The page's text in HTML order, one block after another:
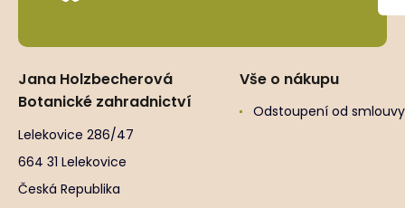
Jana Holzbecherová
Botanické zahradnictví
Lelekovice 286/47
664 31 Lelekovice
Česká Republika
Vše o nákupu
Odstoupení od smlouvy